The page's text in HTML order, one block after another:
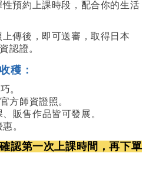
預約上課時段，配合你的生活
傳後，即可送審，取得日本
認證。
穫：
。
方師資證照。
販售作品皆可發展。
。
認第一次上課時間，再下單